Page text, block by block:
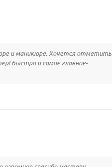
и маникюре. Хочется отметить
Быстро и самое главное-